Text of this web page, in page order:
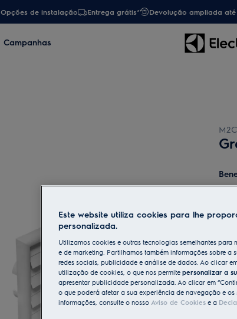
Opções de instalação Entrega grátis* Devolução ampliada
Campanhas
Kits
Este website utiliza cookies para lhe
personalizada.
Utilizamos cookies e outras tecnologias semelhantes
e de marketing. Partilhamos também informações sobre
redes sociais, publicidade e análise de dados. Ao clicar
utilização de cookies, o que nos permite personalizar a
apresentar publicidade personalizada. Ao clicar em
o que poderá afetar a sua experiência de navegação e
informações, consulte o nosso Aviso de Cookies e a